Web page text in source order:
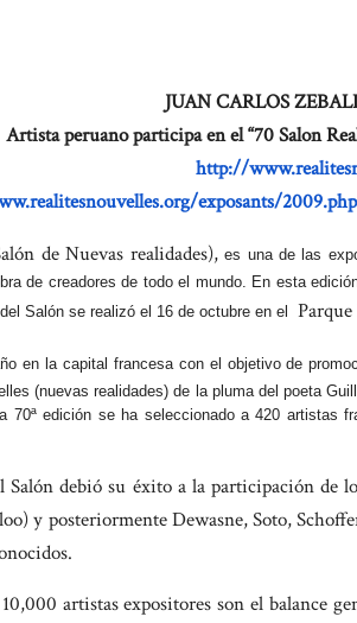
JUAN CARLOS
Artista peruano participa en el “70 Salon
http://
rg/exposants/
de Nuevas realidades), es una de las
de creadores de todo el mundo. En esta
Salón se realizó el 16 de octubre en el
en la capital francesa con el objetivo de
(nuevas realidades) de la pluma del poeta
70ª edición se ha seleccionado a 420 artistas
Salón debió su éxito a la participación
y posteriormente Dewasne, Soto,
artistas expositores son el balance